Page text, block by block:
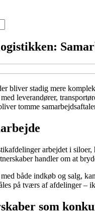
bliver stadig mere
leverandører,
tomme
arbejdet i
handler om at
både indkøb og salg,
på tværs af afdelinger –
som